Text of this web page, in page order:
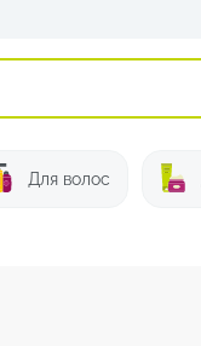
Для волос